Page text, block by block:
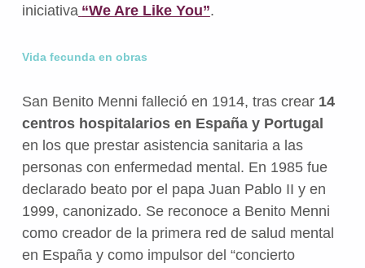
iniciativa “We Are Like You”.
Vida fecunda en obras
San Benito Menni falleció en 1914, tras crear 14
centros hospitalarios en España y Portugal
en los que prestar asistencia sanitaria a las
personas con enfermedad mental. En 1985 fue
declarado beato por el papa Juan Pablo II y en
1999, canonizado. Se reconoce a Benito Menni
como creador de la primera red de salud mental
en España y como impulsor del “concierto